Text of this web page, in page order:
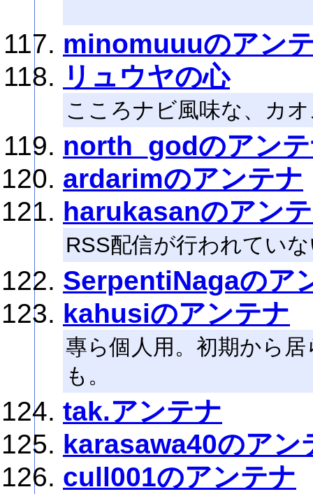
minomuuuのアン
リュウヤの心
こころナビ風味な、カ
north_godのアン
ardarimのアンテナ
harukasanのアン
RSS配信が行われてい
SerpentiNagaのア
kahusiのアンテナ
專ら個人用。初期から
も。
tak.アンテナ
karasawa40のアン
cull001のアンテナ